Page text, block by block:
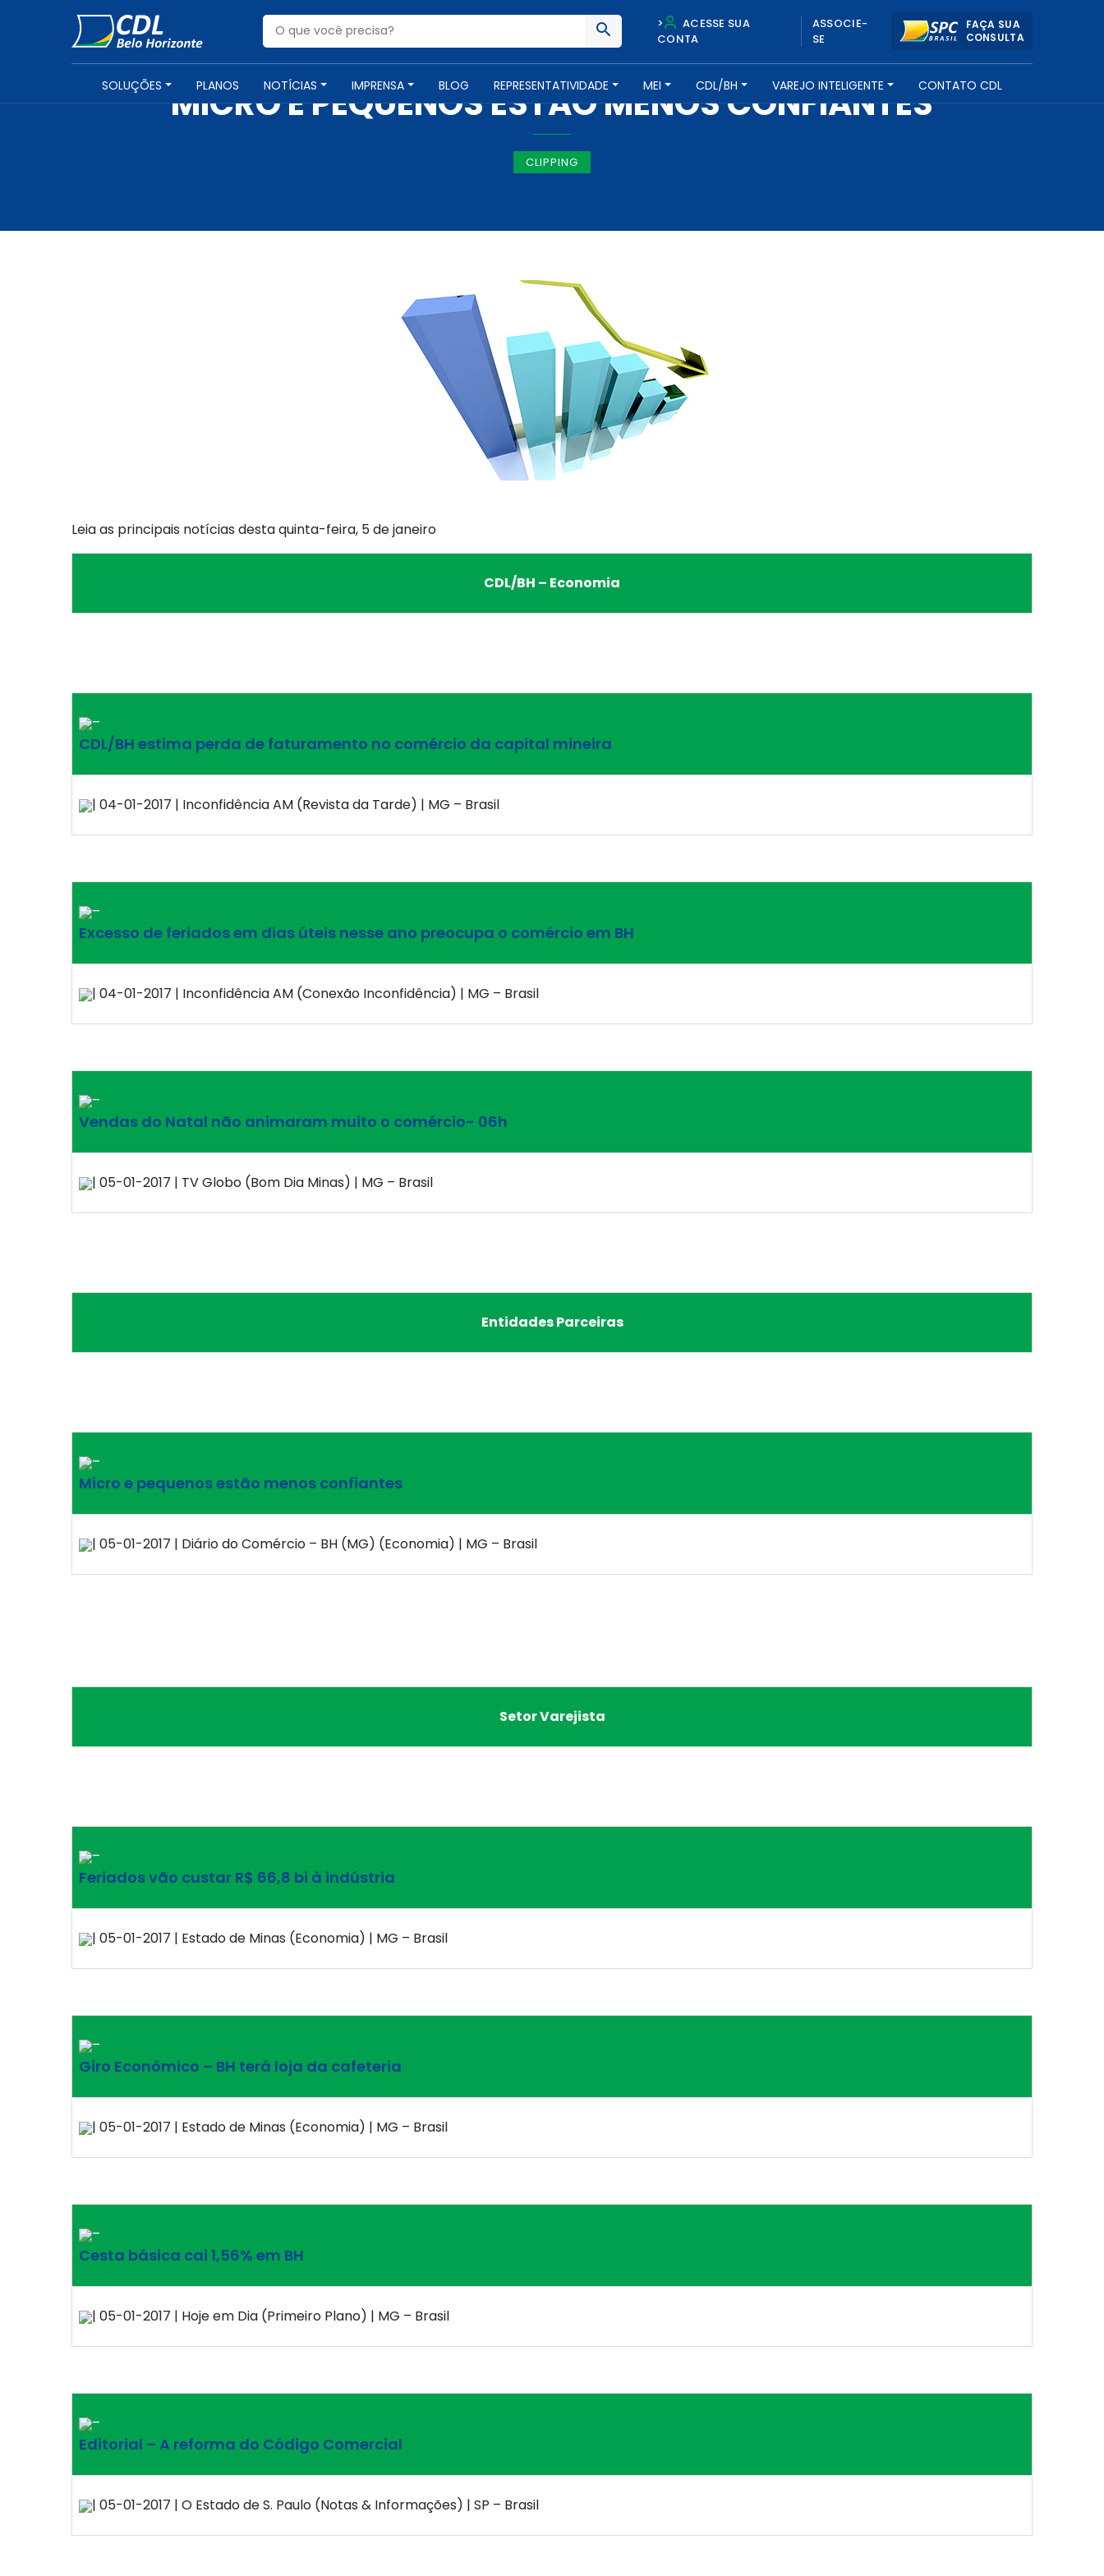
>
ACESSE SUA
CONTA
ASSOCIE-
SE
FAÇA SUA
CONSULTA
SOLUÇÕES PLANOS NOTÍCIAS IMPRENSA BLOG REPRESENTATIVIDADE MEI CDL/BH VAREJO INTELIGENTE CONTATO CDL
IMPRENSA -5 DE JANEIRO DE 2017
MICRO E PEQUENOS ESTÃO MENOS CONFIANTES
CLIPPING
Leia as principais notícias desta quinta-feira, 5 de janeiro
CDL/BH – Economia
–
CDL/BH estima perda de faturamento no comércio da capital mineira
| 04-01-2017 | Inconfidência AM (Revista da Tarde) | MG – Brasil
–
Excesso de feriados em dias úteis nesse ano preocupa o comércio em BH
| 04-01-2017 | Inconfidência AM (Conexão Inconfidência) | MG – Brasil
–
Vendas do Natal não animaram muito o comércio- 06h
| 05-01-2017 | TV Globo (Bom Dia Minas) | MG – Brasil
Entidades Parceiras
–
Micro e pequenos estão menos confiantes
| 05-01-2017 | Diário do Comércio – BH (MG) (Economia) | MG – Brasil
Setor Varejista
–
Feriados vão custar R$ 66,8 bi à indústria
| 05-01-2017 | Estado de Minas (Economia) | MG – Brasil
–
Giro Econômico – BH terá loja da cafeteria
| 05-01-2017 | Estado de Minas (Economia) | MG – Brasil
–
Cesta básica cai 1,56% em BH
| 05-01-2017 | Hoje em Dia (Primeiro Plano) | MG – Brasil
–
Editorial – A reforma do Código Comercial
| 05-01-2017 | O Estado de S. Paulo (Notas & Informações) | SP – Brasil